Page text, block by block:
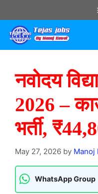
नवोदय
2026 –
भर्ती,
May 27, 2026 by Manoj
WhatsApp Group